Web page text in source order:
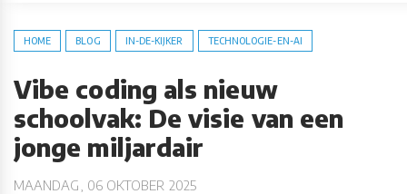
HOME BLOG IN-DE-KIJKER TECHNOLOGIE-EN-AI
Vibe coding als nieuw
schoolvak: De visie van een
jonge miljardair
MAANDAG, 06 OKTOBER 2025